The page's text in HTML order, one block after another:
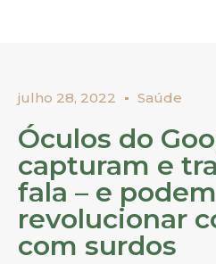
julho 28, 2022 Saúde
Óculos do
capturam e
fala – e podem
revolucionar
com surdos